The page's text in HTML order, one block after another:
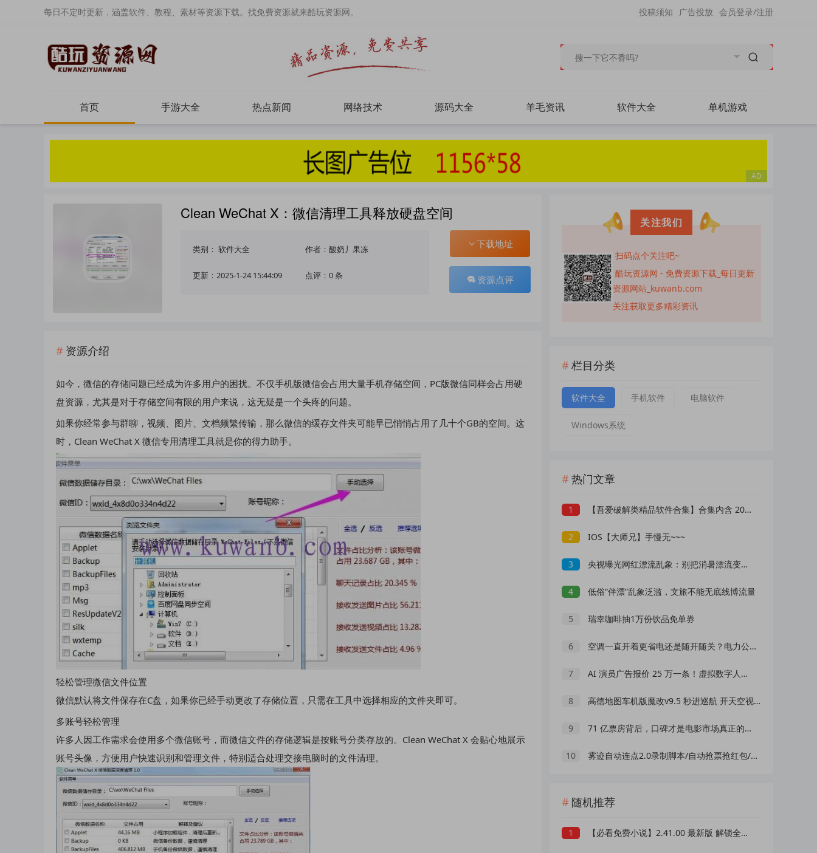
每日不定时更新，涵盖软件、教程、素材等资源下载。找免费资源就来酷玩资源网。 会员登录/注册
广告投放
投稿须知
首页 手游大全 热点新闻 网络技术 源码大全 羊毛资讯 软件大全 单机游戏
Clean WeChat X：微信清理工具释放硬盘空间
类别： 软件大全 作者：酸奶丿果冻
更新：2025-1-24 15:44:09 点评：0 条
下载地址
资源点评
资源介绍
如今，微信的存储问题已经成为许多用户的困扰。不仅手机版微信会占用大量手机存储空间，PC版微信同样会占用硬
盘资源，尤其是对于存储空间有限的用户来说，这无疑是一个头疼的问题。
如果你经常参与群聊，视频、图片、文档频繁传输，那么微信的缓存文件夹可能早已悄悄占用了几十个GB的空间。这
时，Clean WeChat X 微信专用清理工具就是你的得力助手。
轻松管理微信文件位置
微信默认将文件保存在C盘，如果你已经手动更改了存储位置，只需在工具中选择相应的文件夹即可。
多账号轻松管理
许多人因工作需求会使用多个微信账号，而微信文件的存储逻辑是按账号分类存放的。Clean WeChat X 会贴心地展示
账号头像，方便用户快速识别和管理文件，特别适合处理交接电脑时的文件清理。
关注我们
扫码点个关注吧~
酷玩资源网 - 免费资源下载_每日更新
资源网站_kuwanb.com
关注获取更多精彩资讯
栏目分类
软件大全 手机软件 电脑软件
Windows系统
热门文章
1 【吾爱破解类精品软件合集】合集内含 2000 +实用工具 【1.5GB】
2 IOS【大师兄】手慢无~~~
3 央视曝光网红漂流乱象：别把消暑漂流变成一场冒险赌命
4 低俗“伴漂”乱象泛滥，文旅不能无底线博流量
5 瑞幸咖啡抽1万份饮品免单券
6 空调一直开着更省电还是随开随关？电力公司官方给出标准答案
7 AI 演员广告报价 25 万一条！虚拟数字人正在抢占真人演员市场？
8 高德地图车机版魔改v9.5 秒进巡航 开天空视角 保时捷字体
9 71 亿票房背后，口碑才是电影市场真正的 “流量密码”
10 雾迹自动连点2.0录制脚本/自动抢票抢红包/游戏脚本
随机推荐
1 【必看免费小说】2.41.00 最新版 解锁全部功能